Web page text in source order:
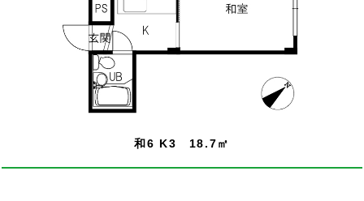
和6 K3 18.7㎡